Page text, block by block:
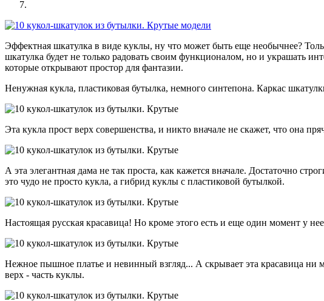
Эффектная шкатулка в виде куклы, ну что может быть еще необычнее?
шкатулка будет не только радовать своим функционалом, но и украшать
которые открывают простор для фантазии.
Ненужная кукла, пластиковая бутылка, немного синтепона. Каркас
Эта кукла прост верх совершенства, и никто вначале не скажет, что она
А эта элегантная дама не так проста, как кажется вначале. Достаточно
это чудо не просто кукла, а гибрид куклы с пластиковой бутылкой.
Настоящая русская красавица! Но кроме этого есть и еще один момент у
Нежное пышное платье и невинный взгляд... А скрывает эта красавица
верх - часть куклы.